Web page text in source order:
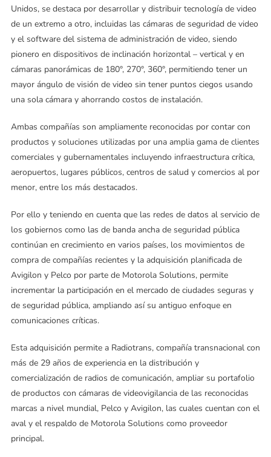
Unidos, se destaca por desarrollar y distribuir tecnología de video
de un extremo a otro, incluidas las cámaras de seguridad de video
y el software del sistema de administración de video, siendo
pionero en dispositivos de inclinación horizontal – vertical y en
cámaras panorámicas de 180°, 270°, 360°, permitiendo tener un
mayor ángulo de visión de video sin tener puntos ciegos usando
una sola cámara y ahorrando costos de instalación.
Ambas compañías son ampliamente reconocidas por contar con
productos y soluciones utilizadas por una amplia gama de clientes
comerciales y gubernamentales incluyendo infraestructura crítica,
aeropuertos, lugares públicos, centros de salud y comercios al por
menor, entre los más destacados.
Por ello y teniendo en cuenta que las redes de datos al servicio de
los gobiernos como las de banda ancha de seguridad pública
continúan en crecimiento en varios países, los movimientos de
compra de compañías recientes y la adquisición planificada de
Avigilon y Pelco por parte de Motorola Solutions, permite
incrementar la participación en el mercado de ciudades seguras y
de seguridad pública, ampliando así su antiguo enfoque en
comunicaciones críticas.
Esta adquisición permite a Radiotrans, compañía transnacional con
más de 29 años de experiencia en la distribución y
comercialización de radios de comunicación, ampliar su portafolio
de productos con cámaras de videovigilancia de las reconocidas
marcas a nivel mundial, Pelco y Avigilon, las cuales cuentan con el
aval y el respaldo de Motorola Solutions como proveedor
principal.